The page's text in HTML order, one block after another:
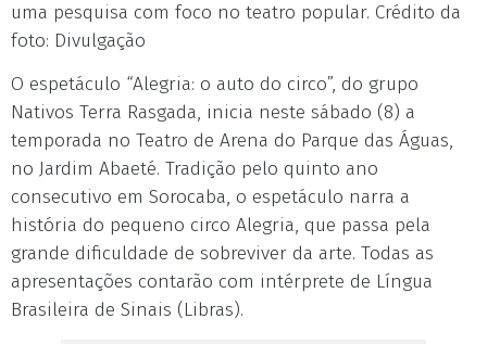
uma pesquisa com foco no teatro popular. Crédito da
foto: Divulgação
O espetáculo “Alegria: o auto do circo”, do grupo
Nativos Terra Rasgada, inicia neste sábado (8) a
temporada no Teatro de Arena do Parque das Águas,
no Jardim Abaeté. Tradição pelo quinto ano
consecutivo em Sorocaba, o espetáculo narra a
história do pequeno circo Alegria, que passa pela
grande dificuldade de sobreviver da arte. Todas as
apresentações contarão com intérprete de Língua
Brasileira de Sinais (Libras).